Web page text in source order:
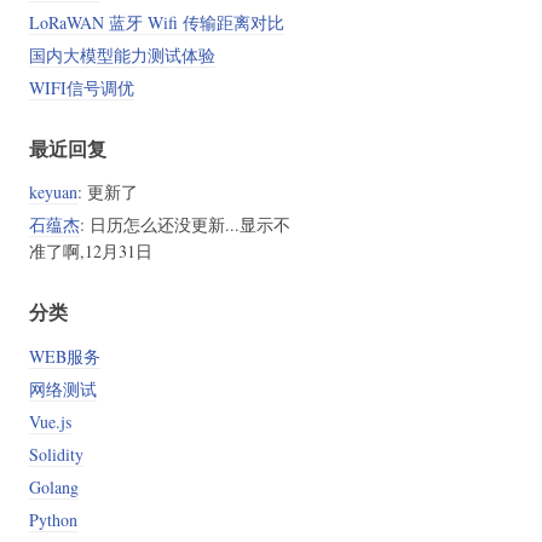
LoRaWAN 蓝牙 Wifi 传输距离对比
国内大模型能力测试体验
WIFI信号调优
最近回复
keyuan: 更新了
石蕴杰: 日历怎么还没更新...显示不
准了啊,12月31日
分类
WEB服务
网络测试
Vue.js
Solidity
Golang
Python